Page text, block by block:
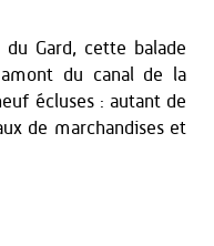
Gard, cette balade
du canal de la
écluses : autant de
de marchandises et